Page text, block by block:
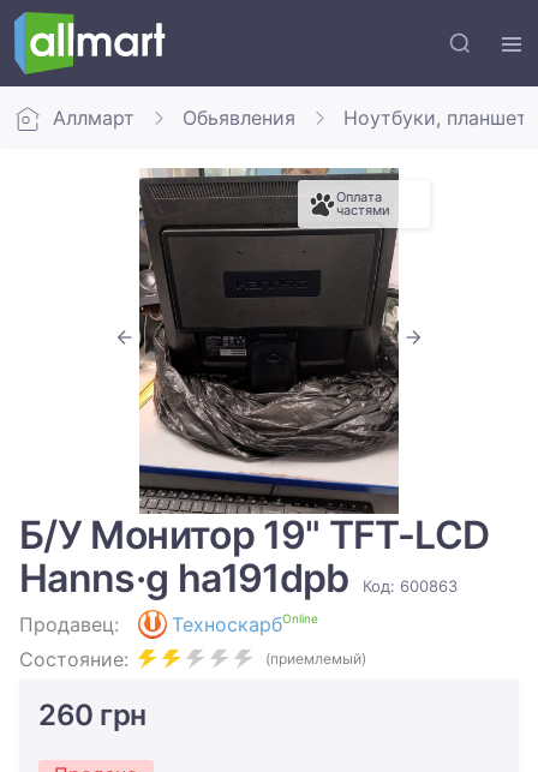
Аллмарт Обьявления Ноутбуки,
Оплата
частями
Б/У Монитор 19" TFT-LCD
Hanns·g ha191dpb
Код: 600863
Продавец: ТехноскарбOnline
Состояние: (приемлемый)
260 грн